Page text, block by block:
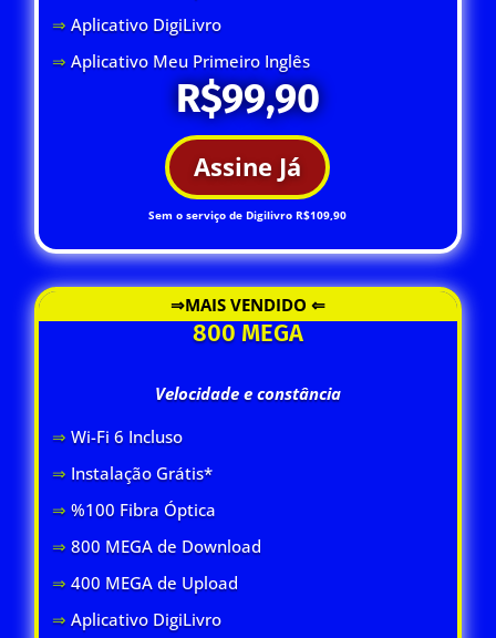
⇒Aplicativo DigiLivro
⇒Aplicativo Meu Primeiro Inglês
R$99,90
Assine Já
Sem o serviço de Digilivro R$109,90
⇒MAIS VENDIDO ⇐
800 MEGA
Velocidade e constância
⇒ Wi-Fi 6 Incluso
⇒ Instalação Grátis*
⇒ %100 Fibra Óptica
⇒ 800 MEGA de Download
⇒400 MEGA de Upload
⇒Aplicativo DigiLivro